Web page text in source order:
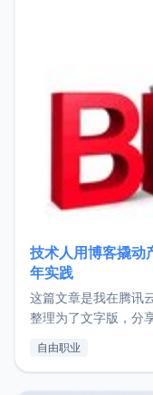
技术人用博客撬动
年实践
这篇文章是我在腾讯
整理为了文字版，分
了我的首个产品
自由职业